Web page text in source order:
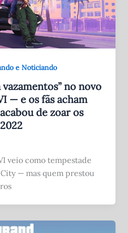
e Noticiando
vazamentos” no novo
— e os fãs acham
de zoar os
veio como tempestade
— mas quem prestou